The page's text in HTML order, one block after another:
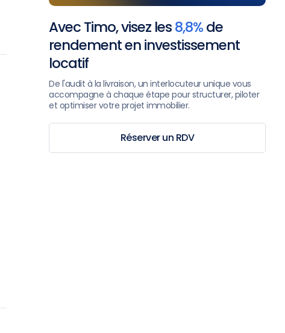
Avec Timo, visez les8,8%de
rendement en investissement
locatif
De l'audit à la livraison, un interlocuteur unique vous
accompagne à chaque étape pour structurer, piloter
et optimiser votre projet immobilier.
Réserver un RDV